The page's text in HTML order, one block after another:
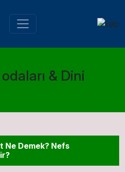
& Dini
Ne Demek? Nefs